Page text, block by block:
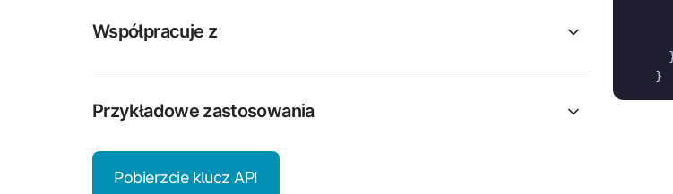
Współpracuje z
Przykładowe zastosowania
Pobierzcie klucz API
}